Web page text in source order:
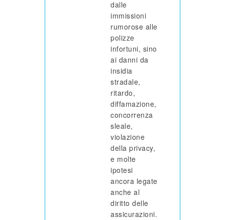
dalle
immissioni
rumorose alle
polizze
infortuni, sino
ai danni da
insidia
stradale,
ritardo,
diffamazione,
concorrenza
sleale,
violazione
della privacy,
e molte
ipotesi
ancora legate
anche al
diritto delle
assicurazioni.